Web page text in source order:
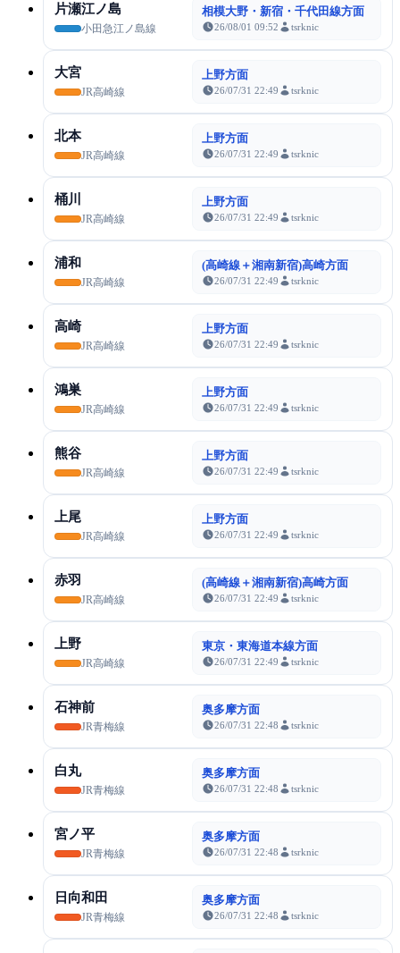
片瀬江ノ島
小田急江ノ島線
相模大野・新宿・千代田線方面
26/08/01 09:52 tsrknic
大宮
JR高崎線
上野方面
26/07/31 22:49 tsrknic
北本
JR高崎線
上野方面
26/07/31 22:49 tsrknic
桶川
JR高崎線
上野方面
26/07/31 22:49 tsrknic
浦和
JR高崎線
(高崎線＋湘南新宿)高崎方面
26/07/31 22:49 tsrknic
高崎
JR高崎線
上野方面
26/07/31 22:49 tsrknic
鴻巣
JR高崎線
上野方面
26/07/31 22:49 tsrknic
熊谷
JR高崎線
上野方面
26/07/31 22:49 tsrknic
上尾
JR高崎線
上野方面
26/07/31 22:49 tsrknic
赤羽
JR高崎線
(高崎線＋湘南新宿)高崎方面
26/07/31 22:49 tsrknic
上野
JR高崎線
東京・東海道本線方面
26/07/31 22:49 tsrknic
石神前
JR青梅線
奥多摩方面
26/07/31 22:48 tsrknic
白丸
JR青梅線
奥多摩方面
26/07/31 22:48 tsrknic
宮ノ平
JR青梅線
奥多摩方面
26/07/31 22:48 tsrknic
日向和田
JR青梅線
奥多摩方面
26/07/31 22:48 tsrknic